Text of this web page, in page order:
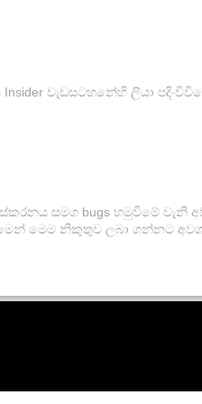
Insider වැඩසටහනේහි ලියා
සමග bugs හමුවිමේ වැනි
මෙම නිකුතුව ලබා ගන්නට